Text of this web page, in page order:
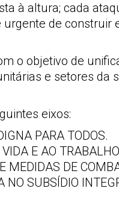
à altura; cada
de construir
o objetivo de
e setores da
eixos:
PARA TODOS.
E AO
MEDIDAS DE
SUBSÍDIO